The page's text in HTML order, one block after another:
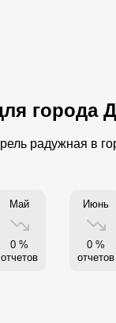
города
радужная в
Май
0 %
отчетов
Июнь
0 %
отчетов